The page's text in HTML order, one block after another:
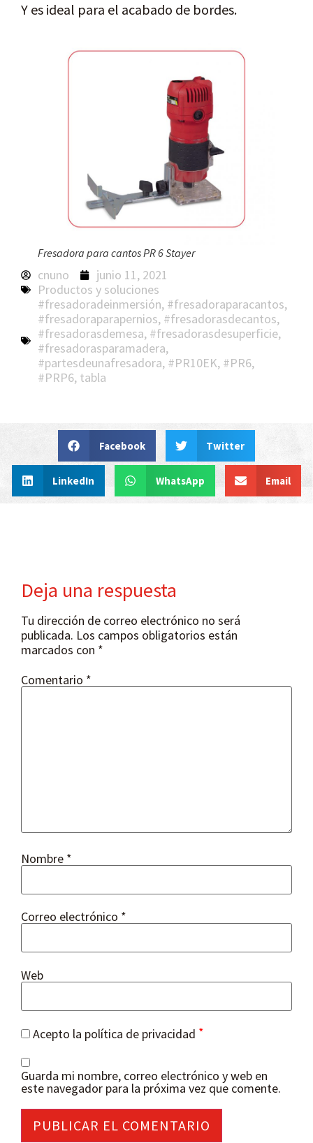
Y es ideal para el acabado de bordes.
Fresadora para cantos PR 6 Stayer
cnuno
junio 11, 2021
Productos y soluciones
#fresadoradeinmersión, #fresadoraparacantos,
#fresadoraparapernios, #fresadorasdecantos,
#fresadorasdemesa, #fresadorasdesuperficie,
#fresadorasparamadera,
#partesdeunafresadora, #PR10EK, #PR6,
#PRP6, tabla
Facebook Twitter
LinkedIn WhatsApp Email
Deja una respuesta
Tu dirección de correo electrónico no será
publicada. Los campos obligatorios están
marcados con *
Comentario *
Nombre *
Correo electrónico *
Web
Acepto la política de privacidad *
Guarda mi nombre, correo electrónico y web en
este navegador para la próxima vez que comente.